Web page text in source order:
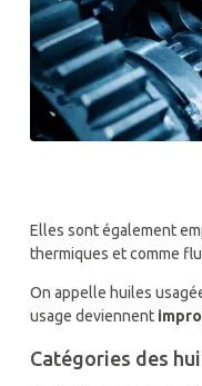
Elles sont également
thermiques et comme
On appelle huiles
usage deviennent
Catégories des